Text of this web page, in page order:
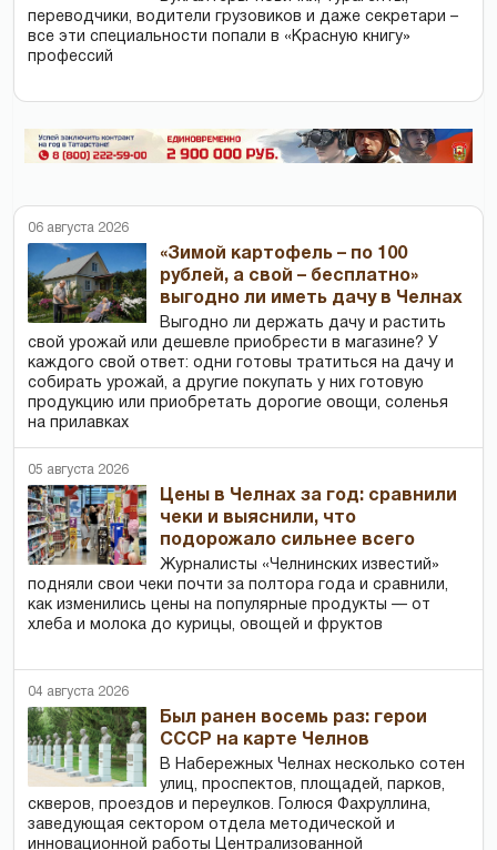
переводчики, водители грузовиков и даже секретари –
все эти специальности попали в «Красную книгу»
профессий
06 августа 2026
«Зимой картофель – по 100
рублей, а свой – бесплатно»
выгодно ли иметь дачу в Челнах
Выгодно ли держать дачу и растить
свой урожай или дешевле приобрести в магазине? У
каждого свой ответ: одни готовы тратиться на дачу и
собирать урожай, а другие покупать у них готовую
продукцию или приобретать дорогие овощи, соленья
на прилавках
05 августа 2026
Цены в Челнах за год: сравнили
чеки и выяснили, что
подорожало сильнее всего
Журналисты «Челнинских известий»
подняли свои чеки почти за полтора года и сравнили,
как изменились цены на популярные продукты — от
хлеба и молока до курицы, овощей и фруктов
04 августа 2026
Был ранен восемь раз: герои
СССР на карте Челнов
В Набережных Челнах несколько сотен
улиц, проспектов, площадей, парков,
скверов, проездов и переулков. Голюся Фахруллина,
заведующая сектором отдела методической и
инновационной работы Централизованной